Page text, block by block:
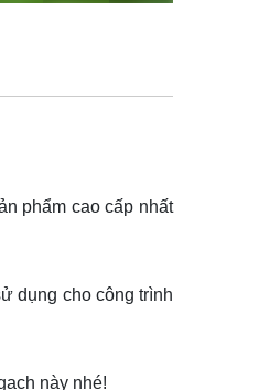
phẩm cao cấp nhất
dụng cho công trình
này nhé!